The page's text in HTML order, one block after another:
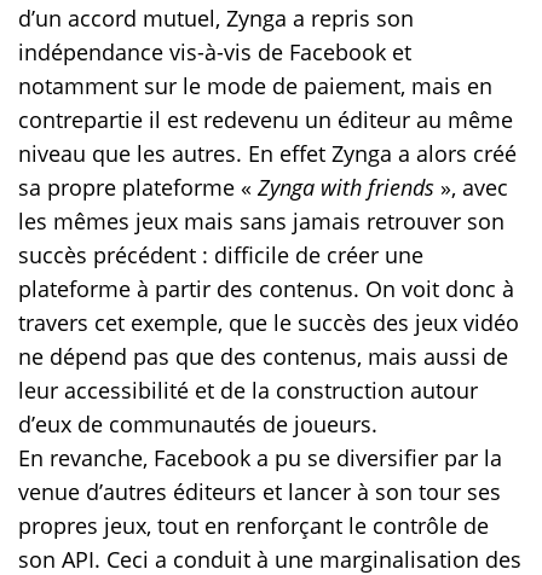
d’un accord mutuel, Zynga a repris son
indépendance vis-à-vis de Facebook et
notamment sur le mode de paiement, mais en
contrepartie il est redevenu un éditeur au même
niveau que les autres. En effet Zynga a alors créé
sa propre plateforme « Zynga with friends », avec
les mêmes jeux mais sans jamais retrouver son
succès précédent : difficile de créer une
plateforme à partir des contenus. On voit donc à
travers cet exemple, que le succès des jeux vidéo
ne dépend pas que des contenus, mais aussi de
leur accessibilité et de la construction autour
d’eux de communautés de joueurs.
En revanche, Facebook a pu se diversifier par la
venue d’autres éditeurs et lancer à son tour ses
propres jeux, tout en renforçant le contrôle de
son API. Ceci a conduit à une marginalisation des